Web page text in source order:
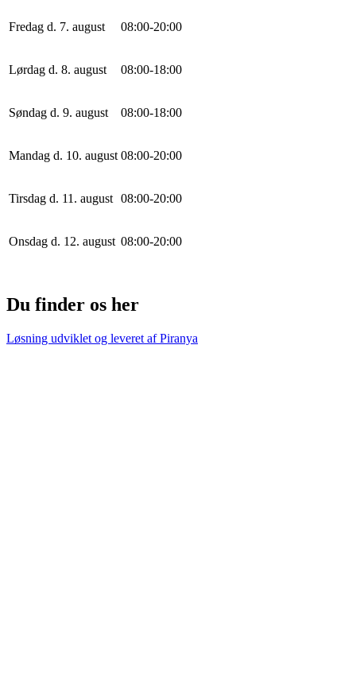
Fredag d. 7. august 08:00-20:00
Lørdag d. 8. august 08:00-18:00
Søndag d. 9. august 08:00-18:00
Mandag d. 10. august 08:00-20:00
Tirsdag d. 11. august 08:00-20:00
Onsdag d. 12. august 08:00-20:00
Du finder os her
Løsning udviklet og leveret afPiranya